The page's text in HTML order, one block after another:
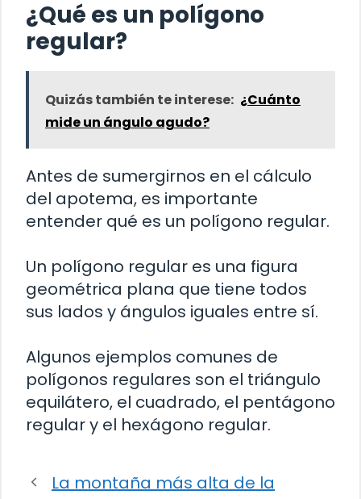
¿Qué es un polígono
regular?
Quizás también te interese: ¿Cuánto
mide un ángulo agudo?
Antes de sumergirnos en el cálculo
del apotema, es importante
entender qué es un polígono regular.
Un polígono regular es una figura
geométrica plana que tiene todos
sus lados y ángulos iguales entre sí.
Algunos ejemplos comunes de
polígonos regulares son el triángulo
equilátero, el cuadrado, el pentágono
regular y el hexágono regular.
La montaña más alta de la